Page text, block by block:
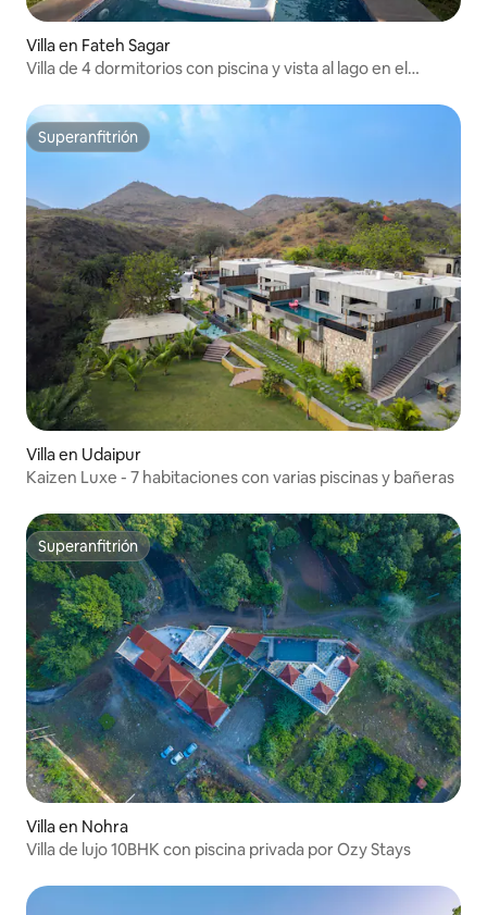
Villa en Fateh Sagar
Villa de 4 dormitorios con piscina y vista al lago en el
Superanfitrión
Superanfitrión
Villa en Udaipur
Kaizen Luxe - 7 habitaciones con varias piscinas y bañeras
Superanfitrión
Superanfitrión
Villa en Nohra
Villa de lujo 10BHK con piscina privada por Ozy Stays